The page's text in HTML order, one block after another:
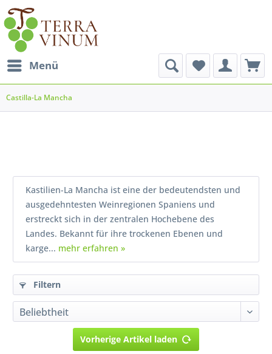
Menü
Castilla-La Mancha
Kastilien-La Mancha ist eine der bedeutendsten und
ausgedehntesten Weinregionen Spaniens und
erstreckt sich in der zentralen Hochebene des
Landes. Bekannt für ihre trockenen Ebenen und
karge... mehr erfahren »
Filtern
Vorherige Artikel laden